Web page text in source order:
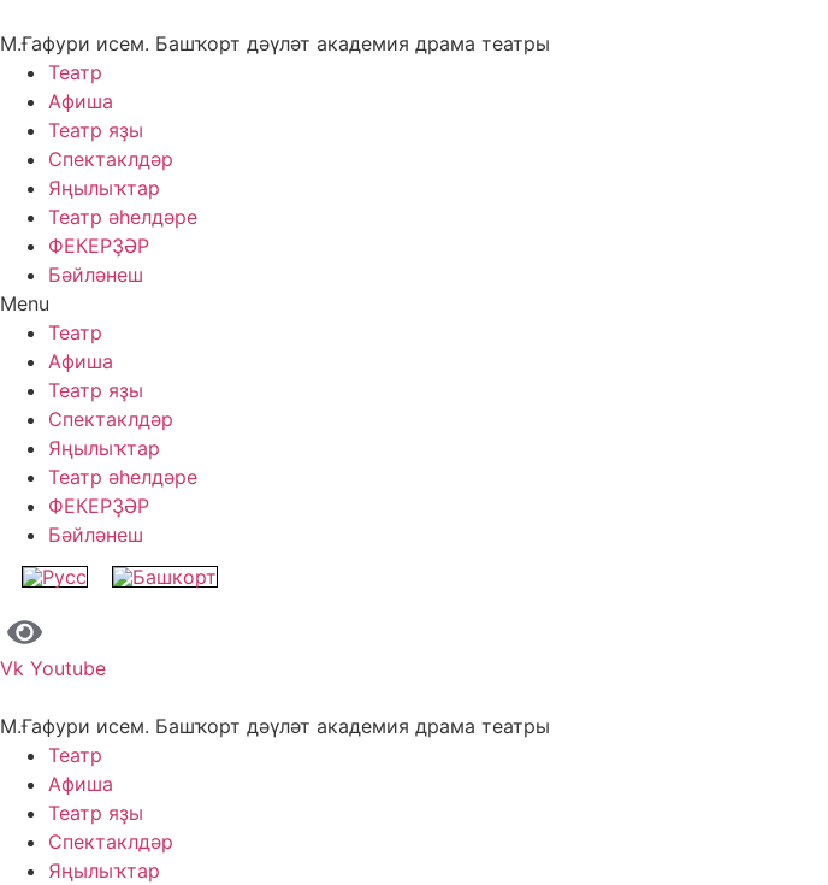
to
content
М.Ғафури исем. Башҡорт дәүләт академия драма театры
Театр
Афиша
Театр яҙы
Спектаклдәр
Яңылыҡтар
Театр әһелдәре
ФЕКЕРҘӘР
Бәйләнеш
Menu
Театр
Афиша
Театр яҙы
Спектаклдәр
Яңылыҡтар
Театр әһелдәре
ФЕКЕРҘӘР
Бәйләнеш
Vk Youtube
М.Ғафури исем. Башҡорт дәүләт академия драма театры
Театр
Афиша
Театр яҙы
Спектаклдәр
Яңылыҡтар